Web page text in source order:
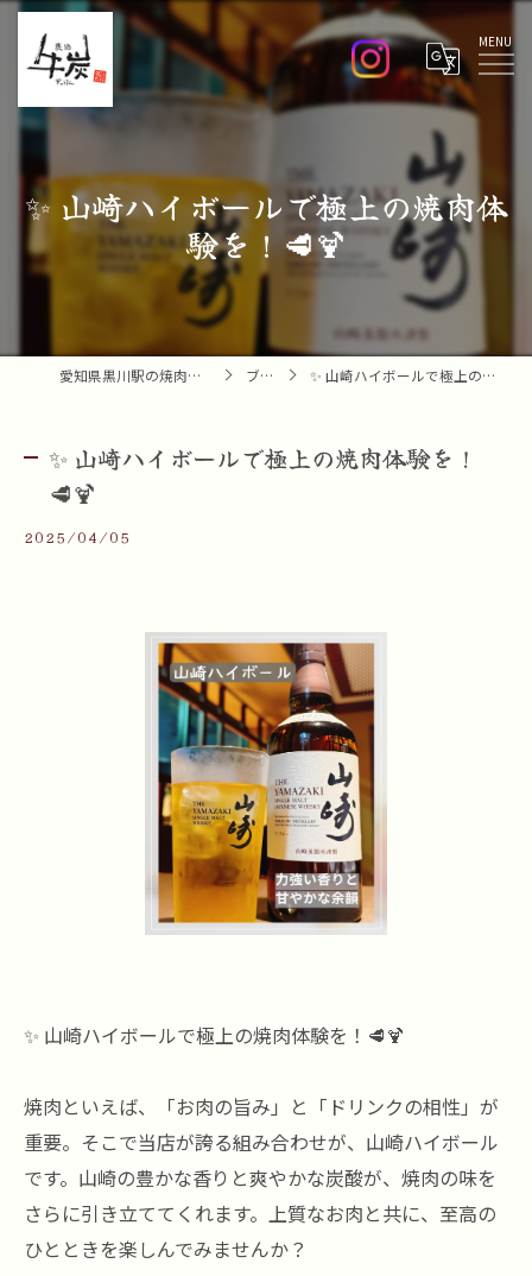
Menu
✨ 山崎ハイボールで極上の焼肉体
験を！🥩🍹
愛知県黒川駅の焼肉なら焼肉 牛炭 ブログ ✨ 山崎ハイボールで極上の焼肉体験を！🥩🍹
✨ 山崎ハイボールで極上の焼肉体験を！
🥩🍹
2025/04/05
✨ 山崎ハイボールで極上の焼肉体験を！🥩🍹
焼肉といえば、「お肉の旨み」と「ドリンクの相性」が
重要。そこで当店が誇る組み合わせが、山崎ハイボール
です。山崎の豊かな香りと爽やかな炭酸が、焼肉の味を
さらに引き立ててくれます。上質なお肉と共に、至高の
ひとときを楽しんでみませんか？